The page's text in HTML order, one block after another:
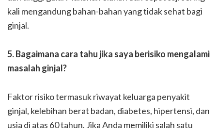
kali mengandung bahan-bahan yang tidak sehat bagi
ginjal.
5. Bagaimana cara tahu jika saya berisiko mengalami
masalah ginjal?
Faktor risiko termasuk riwayat keluarga penyakit
ginjal, kelebihan berat badan, diabetes, hipertensi, dan
usia di atas 60 tahun. Jika Anda memiliki salah satu